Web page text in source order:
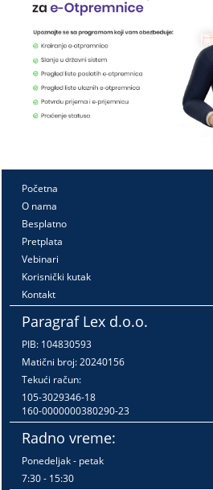
Početna
O nama
Besplatno
Pretplata
Vebinari
Korisnički kutak
Kontakt
Paragraf Lex d.o.o.
PIB: 104830593
Matični broj: 20240156
Tekući račun:
105-3029346-18
160-0000000380290-23
Radno vreme:
Ponedeljak - petak
7:30 - 15:30